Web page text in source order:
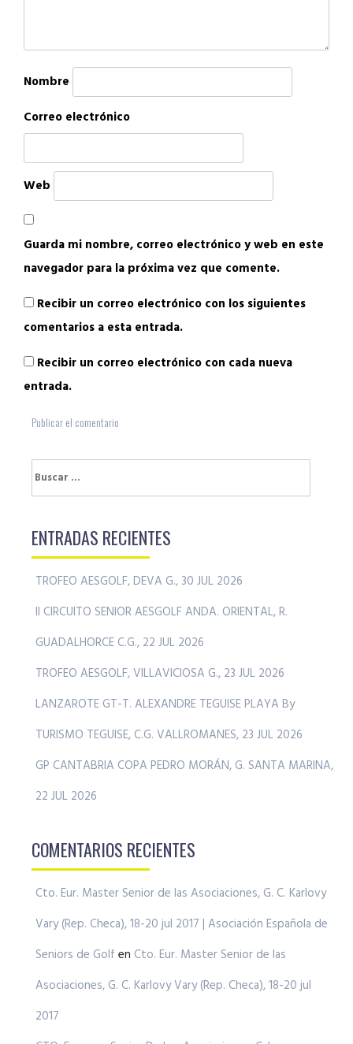
Nombre
Correo electrónico
Web
Guarda mi nombre, correo electrónico y web en este
navegador para la próxima vez que comente.
Recibir un correo electrónico con los siguientes
comentarios a esta entrada.
Recibir un correo electrónico con cada nueva
entrada.
Buscar:
ENTRADAS RECIENTES
TROFEO AESGOLF, DEVA G., 30 JUL 2026
II CIRCUITO SENIOR AESGOLF ANDA. ORIENTAL, R.
GUADALHORCE C.G., 22 JUL 2026
TROFEO AESGOLF, VILLAVICIOSA G., 23 JUL 2026
LANZAROTE GT-T. ALEXANDRE TEGUISE PLAYA By
TURISMO TEGUISE, C.G. VALLROMANES, 23 JUL 2026
GP CANTABRIA COPA PEDRO MORÁN, G. SANTA MARINA,
22 JUL 2026
COMENTARIOS RECIENTES
Cto. Eur. Master Senior de las Asociaciones, G. C. Karlovy
Vary (Rep. Checa), 18-20 jul 2017 | Asociación Española de
Seniors de Golf en Cto. Eur. Master Senior de las
Asociaciones, G. C. Karlovy Vary (Rep. Checa), 18-20 jul
2017